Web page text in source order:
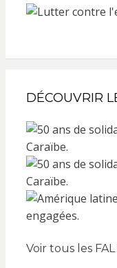
DÉCOUVRIR
Voir tous les FAL